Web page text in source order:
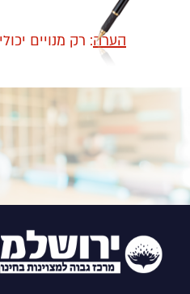
הערה: רק מנויים